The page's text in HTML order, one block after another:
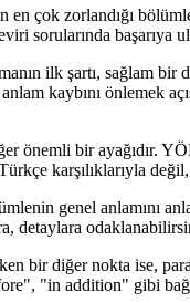
en çok zorlandığı
sorularında
ilk şartı, sağlam
kaybını önlemek
önemli bir ayağıdır.
karşılıklarıyla
genel anlamını
bir diğer nokta ise,
"in addition" gibi